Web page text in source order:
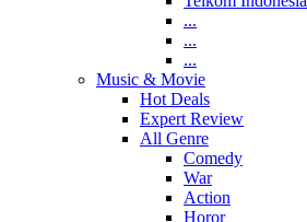
...
...
...
Music & Movie
Hot Deals
Expert Review
All Genre
Comedy
War
Action
Horor